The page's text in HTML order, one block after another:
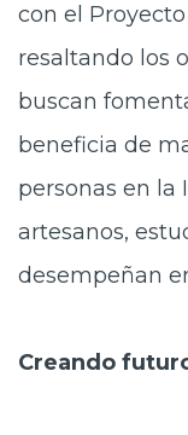
con el
resaltando los
buscan
beneficia de
personas en la
artesanos,
desempeñan
Creando